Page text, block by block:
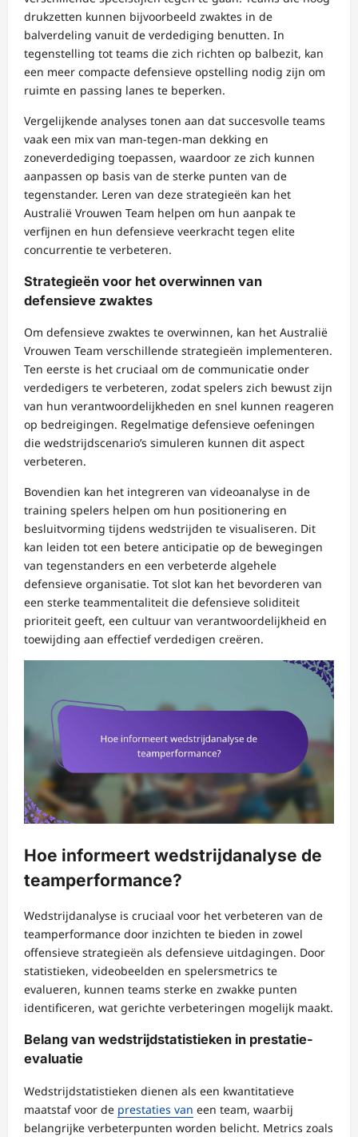
drukzetten kunnen bijvoorbeeld zwaktes in de
balverdeling vanuit de verdediging benutten. In
tegenstelling tot teams die zich richten op balbezit, kan
een meer compacte defensieve opstelling nodig zijn om
ruimte en passing lanes te beperken.
Vergelijkende analyses tonen aan dat succesvolle teams
vaak een mix van man-tegen-man dekking en
zoneverdediging toepassen, waardoor ze zich kunnen
aanpassen op basis van de sterke punten van de
tegenstander. Leren van deze strategieën kan het
Australië Vrouwen Team helpen om hun aanpak te
verfijnen en hun defensieve veerkracht tegen elite
concurrentie te verbeteren.
Strategieën voor het overwinnen van
defensieve zwaktes
Om defensieve zwaktes te overwinnen, kan het Australië
Vrouwen Team verschillende strategieën implementeren.
Ten eerste is het cruciaal om de communicatie onder
verdedigers te verbeteren, zodat spelers zich bewust zijn
van hun verantwoordelijkheden en snel kunnen reageren
op bedreigingen. Regelmatige defensieve oefeningen
die wedstrijdscenario’s simuleren kunnen dit aspect
verbeteren.
Bovendien kan het integreren van videoanalyse in de
training spelers helpen om hun positionering en
besluitvorming tijdens wedstrijden te visualiseren. Dit
kan leiden tot een betere anticipatie op de bewegingen
van tegenstanders en een verbeterde algehele
defensieve organisatie. Tot slot kan het bevorderen van
een sterke teammentaliteit die defensieve soliditeit
prioriteit geeft, een cultuur van verantwoordelijkheid en
toewijding aan effectief verdedigen creëren.
Hoe informeert wedstrijdanalyse de
teamperformance?
Wedstrijdanalyse is cruciaal voor het verbeteren van de
teamperformance door inzichten te bieden in zowel
offensieve strategieën als defensieve uitdagingen. Door
statistieken, videobeelden en spelersmetrics te
evalueren, kunnen teams sterke en zwakke punten
identificeren, wat gerichte verbeteringen mogelijk maakt.
Belang van wedstrijdstatistieken in prestatie-
evaluatie
Wedstrijdstatistieken dienen als een kwantitatieve
maatstaf voor de prestaties van een team, waarbij
belangrijke verbeterpunten worden belicht. Metrics zoals